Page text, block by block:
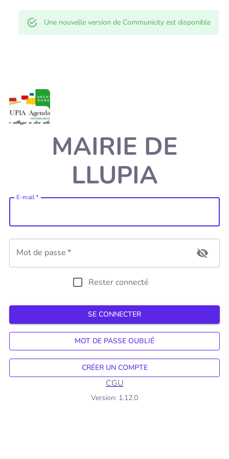
Une nouvelle version de Communicity est disponible
MAIRIE DE
LLUPIA
E-mail*
Mot de passe*
Rester connecté
SE CONNECTER
MOT DE PASSE OUBLIÉ
CRÉER UN COMPTE
CGU
Version: 1.12.0